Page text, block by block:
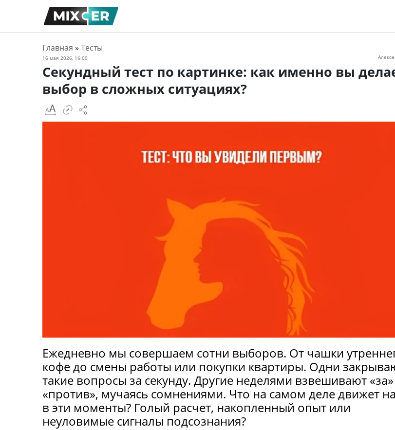
Главная » Тесты
16 мая 2026, 16:09
Секундный тест по картинке: как именно вы
выбор в сложных ситуациях?
Ежедневно мы совершаем сотни выборов. От чашки
кофе до смены работы или покупки квартиры. Одни
такие вопросы за секунду. Другие неделями взвешивают
«против», мучаясь сомнениями. Что на самом деле движет
в эти моменты? Голый расчет, накопленный опыт или
неуловимые сигналы подсознания?